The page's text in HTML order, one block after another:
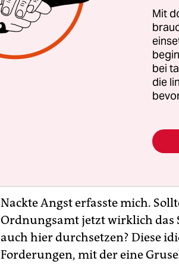
Nackte Angst erfasste mich.
Ordnungsamt jetzt wirklich das
auch hier durchsetzen? Diese
Forderungen, mit der eine
Mit
bei
die